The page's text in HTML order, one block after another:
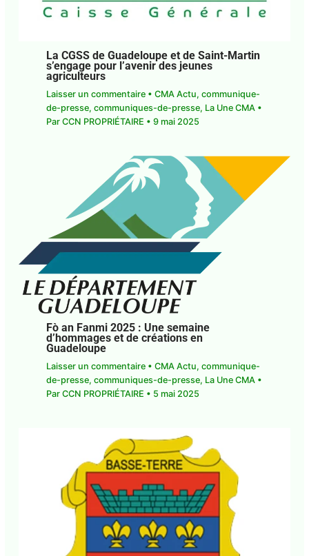
La CGSS de Guadeloupe et de Saint-Martin
s’engage pour l’avenir des jeunes
agriculteurs
Laisser un commentaire • CMA Actu, communique-
de-presse, communiques-de-presse, La Une CMA •
Par CCN PROPRIÉTAIRE • 9 mai 2025
Fò an Fanmi 2025 : Une semaine
d’hommages et de créations en
Guadeloupe
Laisser un commentaire • CMA Actu, communique-
de-presse, communiques-de-presse, La Une CMA•
Par CCN PROPRIÉTAIRE • 5 mai 2025